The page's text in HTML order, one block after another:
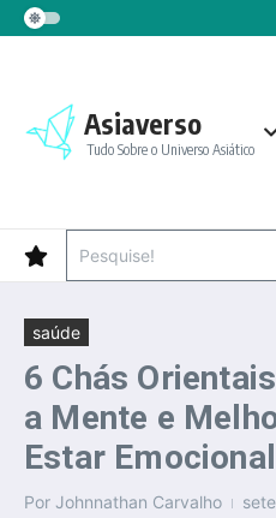
Ir para o conteúdo
Asiaverso
Tudo Sobre o Universo Asiático
saúde
6 Chás
a Mente e
Estar Emocional
Por Johnnathan Carvalho